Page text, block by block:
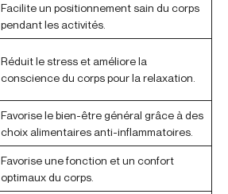
Facilite un positionnement sain du corps
pendant les activités.
Réduit le stress et améliore la
conscience du corps pour la relaxation.
Favorise le bien-être général grâce à des
choix alimentaires anti-inflammatoires.
Favorise une fonction et un confort
optimaux du corps.